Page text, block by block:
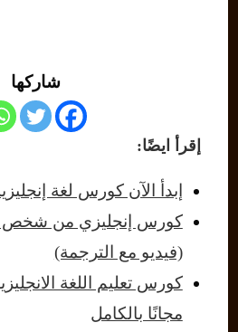
شاركها
إقرأ ايضًا:
إبدأ الآن كورس لغة
كورس إنجليزي من شخص
(فيديو مع الترجمة)
كورس تعليم اللغة
مجانًا بالكامل